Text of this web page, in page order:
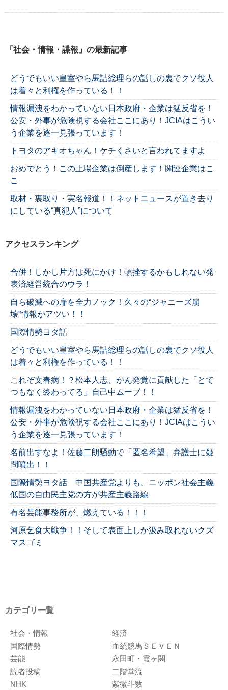
「社会・情報・諜報」の最新記事
どうでもいい皇室やら馬詰総理らの話しの裏でクソ役人
は着々と利権を作っている！！
情報漏洩をわかっていない日本政府・企業は猛反省を！
公安・外事が危険視する会社ここにあり！JCIAはこうい
う企業を逐一見張っています！
トヨタのアキオちゃん！ケチくさいと言われてますよ
おめでとう！この上場企業は倒産します！関連企業はこ
こ
取材・裏取り・実名報道！！ネットニュースが置き去り
にしている“真犯人”について
アクセスランキング
合併！しかし片方は死にかけ！頓挫するかもしれない発
表済経営統合のウラ！
自ら破滅への扉を全力ノック！久々の“ジャニーズ崩
壊”情報がアツい！！
国際情勢ヨタ話
どうでもいい皇室やら馬詰総理らの話しの裏でクソ役人
は着々と利権を作っている！！
これぞ文春病！？松本人志、がん発覚に貢献した「とて
つもなく終わってる」自己中ムーブ！！
情報漏洩をわかっていない日本政府・企業は猛反省を！
公安・外事が危険視する会社ここにあり！JCIAはこうい
う企業を逐一見張っています！
名前出すなよ！佐藤二朗騒動で「匿名希望」弁護士に疑
問噴出！！
国際情勢ヨタ話 中国共産党よりも、ニッポン社会主義
低国の自由民主党の方が共産主義路線
有名芸能事務所が、燃えている！！！
河原乞食大戦争！！そして表面上しか汲み取れないクズ
マスゴミ
カテゴリ一覧
社会・情報
経済
国際情勢
血統競馬ＳＥＶＥＮ
芸能
永田町・霞ヶ関
読者投稿
二階堂流
NHK
紫微斗数